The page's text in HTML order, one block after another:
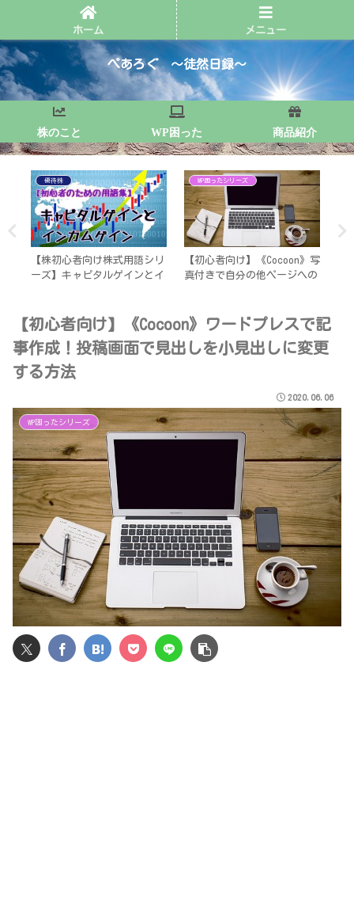
いつもの日々と備忘録
ぺあろぐ ～徒然日録～
株のこと WP困った 商品紹介
優待株
【株初心者向け株式用語シリ
ーズ】キャピタルゲインとイ
WP困ったシリーズ
【初心者向け】《Cocoon》写
真付きで自分の他ページへの
【初心者向け】《Cocoon》ワードプレスで記
事作成！投稿画面で見出しを小見出しに変更
する方法
2020.06.06
WP困ったシリーズ
ホーム メニュー